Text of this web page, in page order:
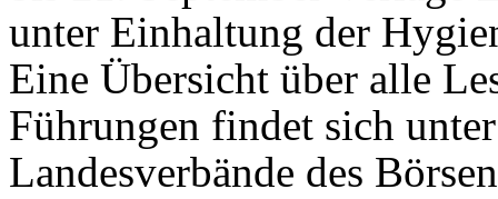
unter Einhaltung der
Eine Übersicht über alle
Führungen findet sich
Landesverbände des